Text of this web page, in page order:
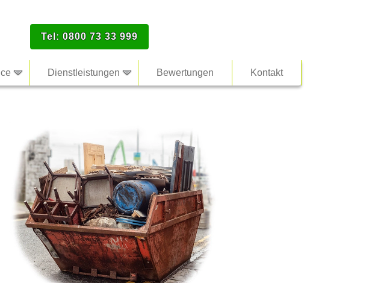
Tel: 0800 73 33 999
Dienstleistungen Bewertungen Kontakt